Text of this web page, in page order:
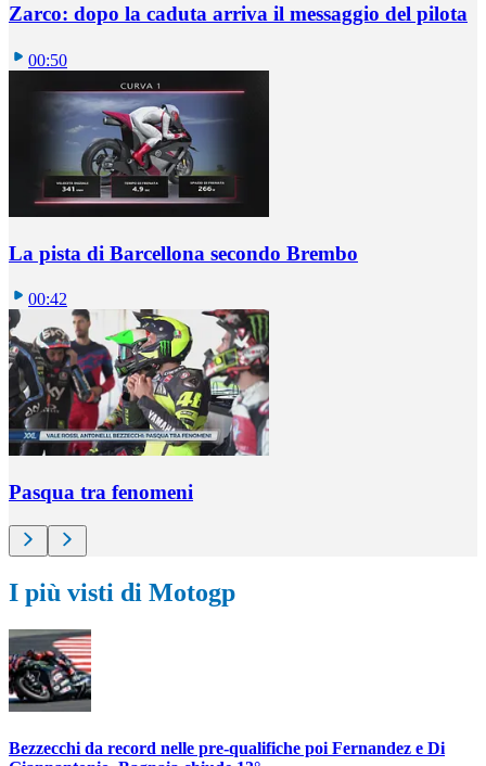
Zarco: dopo la caduta arriva il messaggio del pilota
00:50
La pista di Barcellona secondo Brembo
00:42
Pasqua tra fenomeni
I più visti di Motogp
Bezzecchi da record nelle pre-qualifiche poi Fernandez e Di